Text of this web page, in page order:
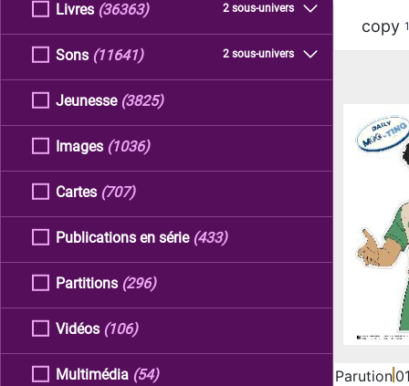
Livres 2 sous-univers
(36363)
Sons 2 sous-univers
(11641)
Jeunesse (3825)
Images (1036)
Cartes (707)
Publications en série (433)
Partitions (296)
Vidéos (106)
Multimédia (54)
copy
Parution